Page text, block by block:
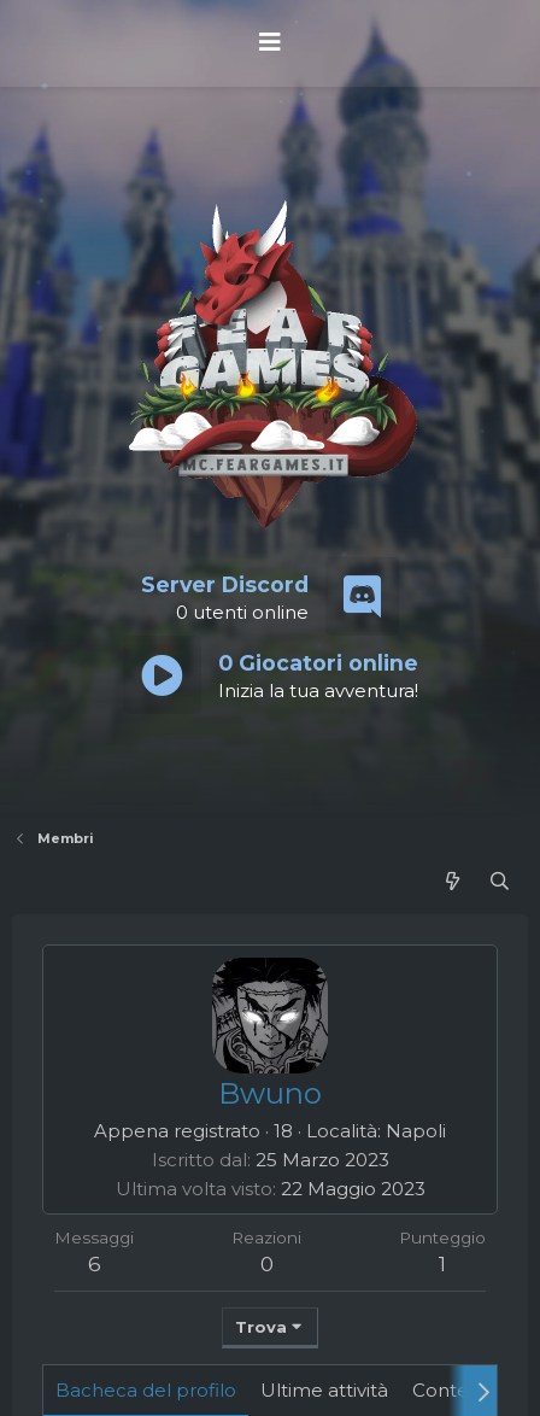
Server Discord
0 utenti online
0Giocatori online
Inizia la tua avventura!
Membri
Bwuno
Appena registrato · 18 · Località: Napoli
Iscritto dal 25 Marzo 2023
Ultima volta visto 22 Maggio 2023
Messaggi
6
Reazioni
0
Punteggio
1
Trova
Bacheca del profilo Ultime attività Contenuto